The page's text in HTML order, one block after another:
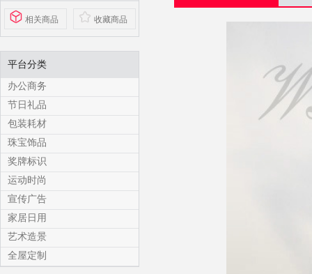
相关商品 收藏商品
平台分类
办公商务
节日礼品
包装耗材
珠宝饰品
奖牌标识
运动时尚
宣传广告
家居日用
艺术造景
全屋定制